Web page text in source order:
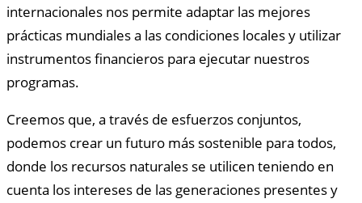
internacionales nos permite adaptar las mejores
prácticas mundiales a las condiciones locales y utilizar
instrumentos financieros para ejecutar nuestros
programas.
Creemos que, a través de esfuerzos conjuntos,
podemos crear un futuro más sostenible para todos,
donde los recursos naturales se utilicen teniendo en
cuenta los intereses de las generaciones presentes y